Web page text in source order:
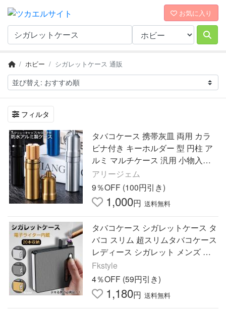
お気に入り
ホビー シガレットケース 通販
フィルタ
タバコケース 携帯灰皿 両用 カラ
ビナ付き キーホルダー 型 円柱 ア
ルミ マルチケース 汎用 小物入れ
シガレットケース アルミチューブ
ケース 10cm
アリージェム
9％OFF (100円引き)
1,000円 送料無料
タバコケース シガレットケース タ
バコ スリム 超スリムタバコケース
レディース シガレット メンズ タ
バコ入れ 煙草 ライター 電子ライ
ター 喫煙具 20本 たばこ
Fkstyle
4％OFF (59円引き)
1,180円 送料無料